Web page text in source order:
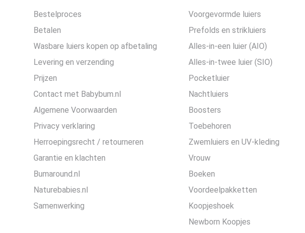
Bestelproces
Betalen
Wasbare luiers kopen op afbetaling
Levering en verzending
Prijzen
Contact met Babybum.nl
Algemene Voorwaarden
Privacy verklaring
Herroepingsrecht / retourneren
Garantie en klachten
Bumaround.nl
Naturebabies.nl
Samenwerking
Voorgevormde luiers
Prefolds en strikluiers
Alles-in-een luier (AIO)
Alles-in-twee luier (SIO)
Pocketluier
Nachtluiers
Boosters
Toebehoren
Zwemluiers en UV-kleding
Vrouw
Boeken
Voordeelpakketten
Koopjeshoek
Newborn Koopjes